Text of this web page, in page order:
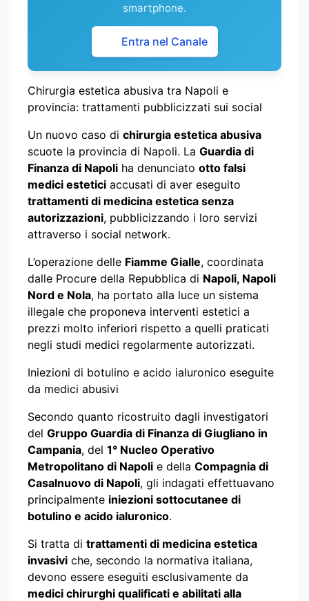
smartphone.
Entra nel Canale
Chirurgia estetica abusiva tra Napoli e
provincia: trattamenti pubblicizzati sui social
Un nuovo caso di chirurgia estetica abusiva
scuote la provincia di Napoli. La Guardia di
Finanza di Napoli ha denunciato otto falsi
medici estetici accusati di aver eseguito
trattamenti di medicina estetica senza
autorizzazioni, pubblicizzando i loro servizi
attraverso i social network.
L’operazione delle Fiamme Gialle, coordinata
dalle Procure della Repubblica di Napoli, Napoli
Nord e Nola, ha portato alla luce un sistema
illegale che proponeva interventi estetici a
prezzi molto inferiori rispetto a quelli praticati
negli studi medici regolarmente autorizzati.
Iniezioni di botulino e acido ialuronico eseguite
da medici abusivi
Secondo quanto ricostruito dagli investigatori
del Gruppo Guardia di Finanza di Giugliano in
Campania, del 1° Nucleo Operativo
Metropolitano di Napoli e della Compagnia di
Casalnuovo di Napoli, gli indagati effettuavano
principalmente iniezioni sottocutanee di
botulino e acido ialuronico.
Si tratta di trattamenti di medicina estetica
invasivi che, secondo la normativa italiana,
devono essere eseguiti esclusivamente da
medici chirurghi qualificati e abilitati alla